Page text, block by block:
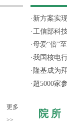
更多
>>
· 新方案实
·工信部科
·母爱“倍”
·我国核电
· 隆基成为
· 超5000家
院 所